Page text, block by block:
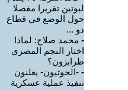
لبوتين تقريرا مفصلا
حول الوضع في قطاع
دو ...
- محمد صلاح: لماذا
اختار النجم المصري
طرابزون؟
- -الحوثيون- يعلنون
تنفيذ عملية عسكرية